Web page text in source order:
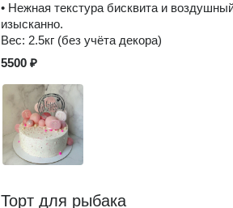
• Нежная текстура бисквита и
изысканно.
Вес: 2.5кг (без учёта декора)
5500 ₽
Торт для рыбака